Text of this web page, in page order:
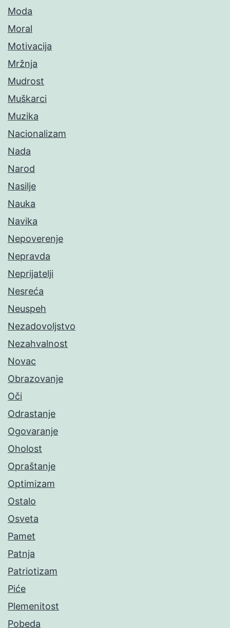
Moda
Moral
Motivacija
Mržnja
Mudrost
Muškarci
Muzika
Nacionalizam
Nada
Narod
Nasilje
Nauka
Navika
Nepoverenje
Nepravda
Neprijatelji
Nesreća
Neuspeh
Nezadovoljstvo
Nezahvalnost
Novac
Obrazovanje
Oči
Odrastanje
Ogovaranje
Oholost
Opraštanje
Optimizam
Ostalo
Osveta
Pamet
Patnja
Patriotizam
Piće
Plemenitost
Pobeda